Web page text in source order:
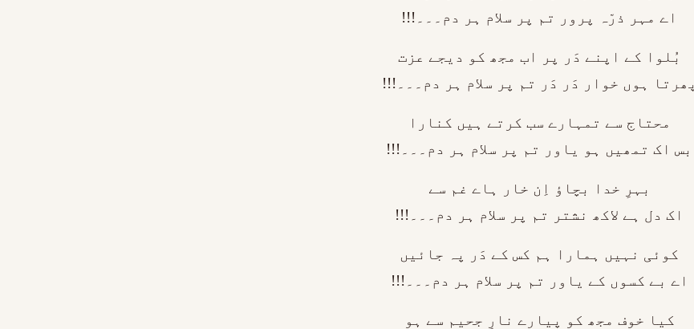
اے مہر ذرّہ پرور تم پر سلام ہر دم۔۔۔!!!
بُلوا کے اپنے دَر پر اب مجھ کو دیجے عزت
پھرتا ہوں خوار دَر دَر تم پر سلام ہر دم۔۔۔!!!
محتاج سے تمہارے سب کرتے ہیں کنارا
بس اک تمھیں ہو یاور تم پر سلام ہر دم۔۔۔!!!
بہرِ خدا بچاؤ اِن خار ہاے غم سے
اک دل ہے لاکھ نشتر تم پر سلام ہر دم۔۔۔!!!
کوئی نہیں ہمارا ہم کس کے دَر پہ جائیں
اے بے کسوں کے یاور تم پر سلام ہر دم۔۔۔!!!
کیا خوف مجھ کو پیارے نارِ جحیم سے ہو